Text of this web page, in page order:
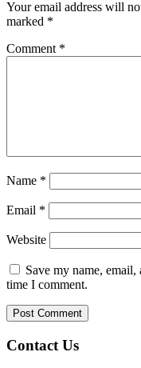
Your email address will
marked *
Comment *
Name *
Email *
Website
Save my name,
time I comment.
Contact Us